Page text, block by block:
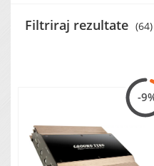
Zvočna izolacija
Filtriraj rezultate (64)
-